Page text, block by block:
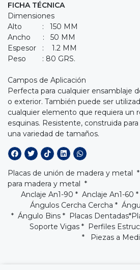
FICHA TÉCNICA
Dimensiones
Alto : 150 MM
Ancho : 50 MM
Espesor : 1.2 MM
Peso : 80 GRS.
Campos de Aplicación
Perfecta para cualquier ensamblaje
o exterior. También puede ser
cualquier elemento que requiera un
esquinas. Resistente, construida
una variedad de tamaños.
Placas de unión de madera y metal
para madera y metal *
Anclaje An1-90 * Anclaje An1-60 *
Ángulos Cercha Cercha *
* Ángulo Bins * Placas Dentadas*
Soporte Vigas* Perfiles
* Piezas a